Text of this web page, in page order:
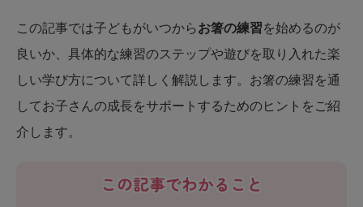
この記事では子どもがいつからお箸の練習を始めるのが
良いか、具体的な練習のステップや遊びを取り入れた楽
しい学び方について詳しく解説します。お箸の練習を通
してお子さんの成長をサポートするためのヒントをご紹
介します。
この記事でわかること